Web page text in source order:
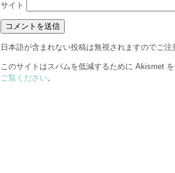
サイト
日本語が含まれない投稿は無視されますのでご注
このサイトはスパムを低減するために Akismet を
ご覧ください。